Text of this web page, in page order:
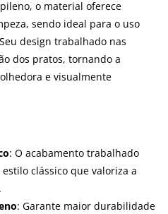
o material oferece
sendo ideal para o uso
design trabalhado nas
dos pratos, tornando a
e visualmente
: O acabamento trabalhado
clássico que valoriza a
: Garante maior durabilidade